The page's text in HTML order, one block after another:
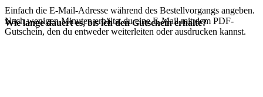
Einfach die E-Mail-Adresse während des Bestellvorgangs angeben.
Nach wenigen Minuten erhältst du eine E-Mail mit dem PDF-
Gutschein, den du entweder weiterleiten oder ausdrucken kannst.
Wie lange dauert es, bis ich den Gutschein erhalte?